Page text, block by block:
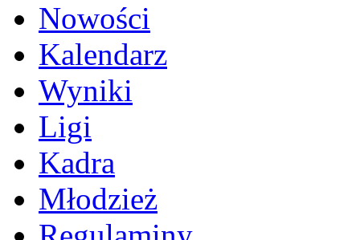
Nowości
Kalendarz
Wyniki
Ligi
Kadra
Młodzież